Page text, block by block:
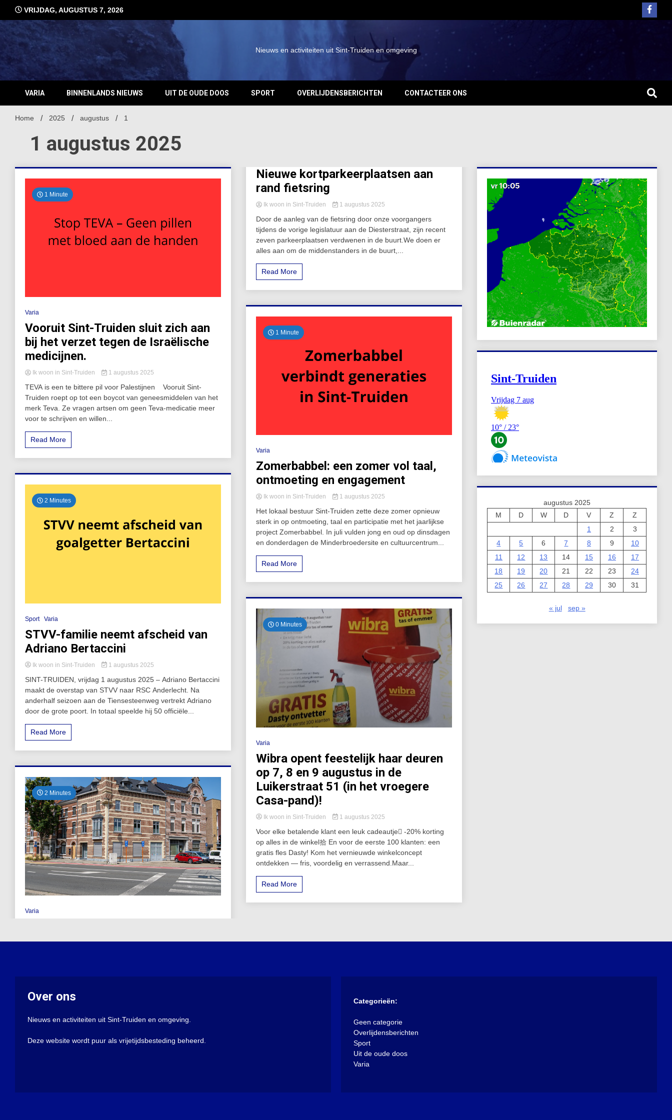
inhoud
VRIJDAG, AUGUSTUS 7, 2026
Nieuws en activiteiten uit Sint-Truiden en omgeving
VARIA BINNENLANDS NIEUWS UIT DE OUDE DOOS SPORT OVERLIJDENSBERICHTEN CONTACTEER ONS
Home 2025 augustus 1
1 augustus 2025
1 Minute
Varia
Vooruit Sint-Truiden sluit zich aan
bij het verzet tegen de Israëlische
medicijnen.
Ik woon in Sint-Truiden 1 augustus 2025
TEVA is een te bittere pil voor Palestijnen Vooruit Sint-
Truiden roept op tot een boycot van geneesmiddelen van het
merk Teva. Ze vragen artsen om geen Teva-medicatie meer
voor te schrijven en willen...
Read More
2 Minutes
Sport Varia
STVV-familie neemt afscheid van
Adriano Bertaccini
Ik woon in Sint-Truiden 1 augustus 2025
SINT-TRUIDEN, vrijdag 1 augustus 2025 – Adriano Bertaccini
maakt de overstap van STVV naar RSC Anderlecht. Na
anderhalf seizoen aan de Tiensesteenweg vertrekt Adriano
door de grote poort. In totaal speelde hij 50 officiële...
Read More
2 Minutes
Varia
Nieuwe kortparkeerplaatsen aan
rand fietsring
Ik woon in Sint-Truiden 1 augustus 2025
Door de aanleg van de fietsring door onze voorgangers
tijdens de vorige legislatuur aan de Diesterstraat, zijn recent
zeven parkeerplaatsen verdwenen in de buurt.We doen er
alles aan om de middenstanders in de buurt,...
Read More
1 Minute
Varia
Zomerbabbel: een zomer vol taal,
ontmoeting en engagement
Ik woon in Sint-Truiden 1 augustus 2025
Het lokaal bestuur Sint-Truiden zette deze zomer opnieuw
sterk in op ontmoeting, taal en participatie met het jaarlijkse
project Zomerbabbel. In juli vulden jong en oud op dinsdagen
en donderdagen de Minderbroedersite en cultuurcentrum...
Read More
0 Minutes
Varia
Wibra opent feestelijk haar deuren
op 7, 8 en 9 augustus in de
Luikerstraat 51 (in het vroegere
Casa-pand)!
Ik woon in Sint-Truiden 1 augustus 2025
Voor elke betalende klant een leuk cadeautje -20% korting
op alles in de winkel拾 En voor de eerste 100 klanten: een
gratis fles Dasty! Kom het vernieuwde winkelconcept
ontdekken — fris, voordelig en verrassend.Maar...
Read More
augustus 2025
M
D W D V Z
Z
1
2
3
4
5 6 7 8 9
10
11
12 13 14 15 16
17
18
19 20 21 22 23
24
25
26 27 28 29 30 31
« jul sep »
Over ons
Nieuws en activiteiten uit Sint-Truiden en omgeving.
Deze website wordt puur als vrijetijdsbesteding beheerd.
Categorieën:
Geen categorie
Overlijdensberichten
Sport
Uit de oude doos
Varia